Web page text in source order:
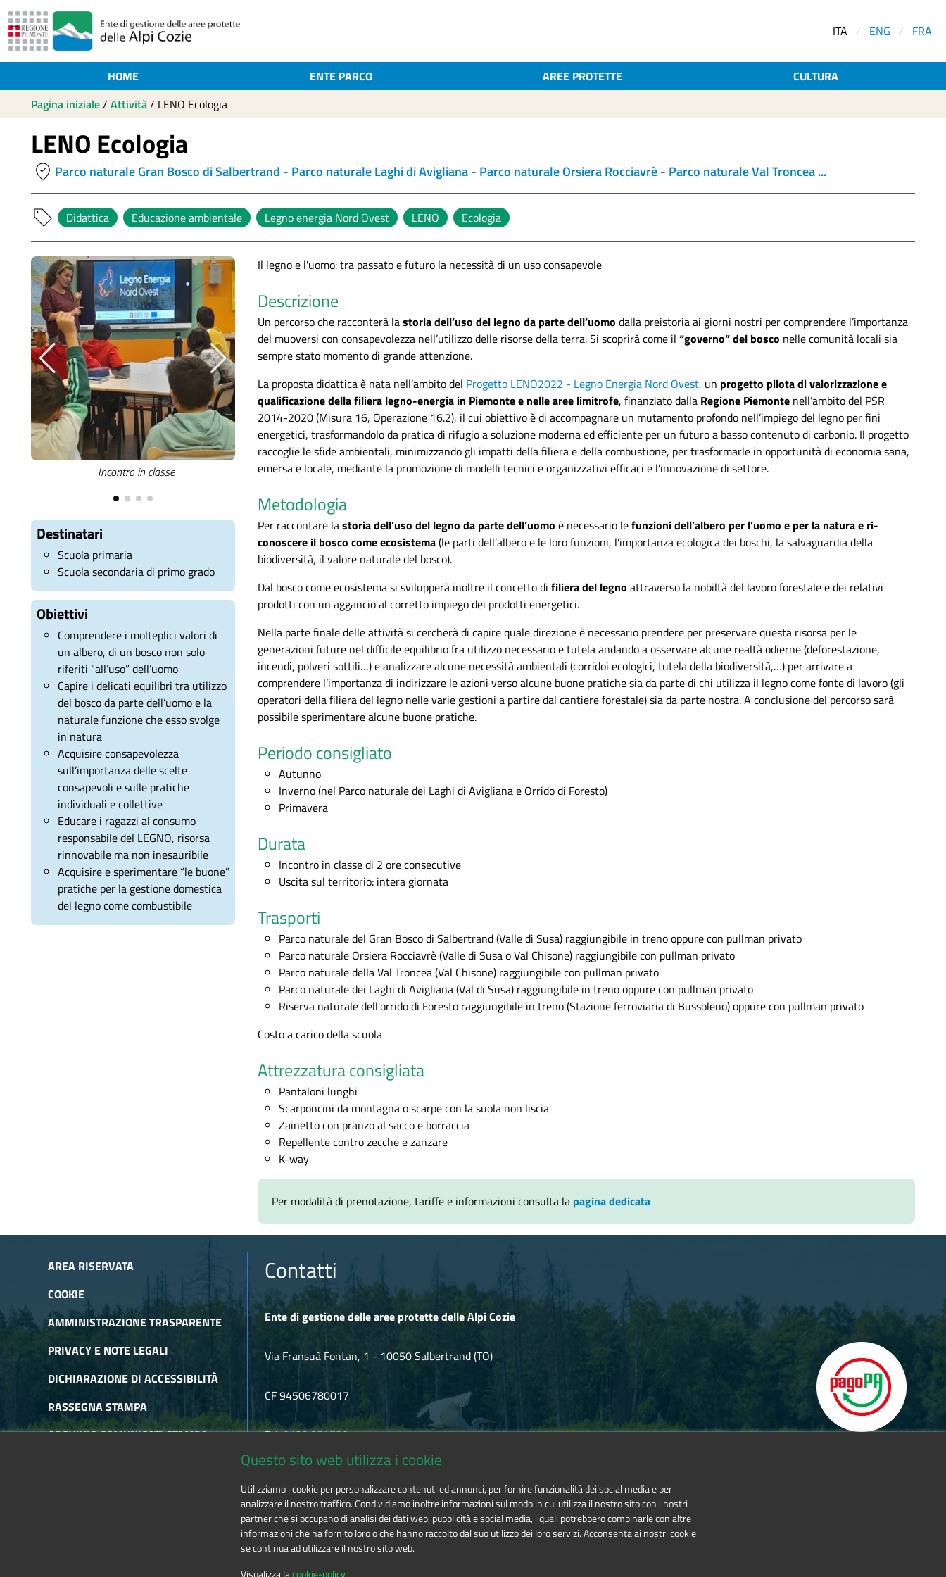
ITA / ENG / FRA
HOME ENTE PARCO AREE PROTETTE
CULTURA
Pagina iniziale/ Attività/ LENO Ecologia
LENO Ecologia
where_to_vote Parco naturale Gran Bosco di Salbertrand - Parco naturale Laghi di Avigliana - Parco naturale Orsiera Rocciavrè - Parco naturale Val Troncea...
sell Didattica Educazione ambientale Legno energia Nord Ovest LENO Ecologia
Incontro in classe Laboratorio: buone pratiche Conoscere il legno Uscita sul territorio
Destinatari
Scuola primaria
Scuola secondaria di primo grado
Obiettivi
Comprendere i molteplici valori di
un albero, di un bosco non solo
riferiti “all’uso” dell’uomo
Capire i delicati equilibri tra utilizzo
del bosco da parte dell’uomo e la
naturale funzione che esso svolge
in natura
Acquisire consapevolezza
sull’importanza delle scelte
consapevoli e sulle pratiche
individuali e collettive
Educare i ragazzi al consumo
responsabile del LEGNO, risorsa
rinnovabile ma non inesauribile
Acquisire e sperimentare “le buone”
pratiche per la gestione domestica
del legno come combustibile
Il legno e l'uomo: tra passato e futuro la necessità di un uso consapevole
Descrizione
Un percorso che racconterà lastoria dell’uso del legno da parte dell’uomo dalla preistoria ai giorni nostri per comprendere l’importanza
del muoversi con consapevolezza nell’utilizzo delle risorse della terra. Si scoprirà come il “governo” del bosco nelle comunità locali sia
sempre stato momento di grande attenzione.
La proposta didattica è nata nell’ambito del Progetto LENO2022 - Legno Energia Nord Ovest, un progetto pilota di valorizzazione e
qualificazione della filiera legno-energia in Piemonte e nelle aree limitrofe, finanziato dalla Regione Piemonte nell’ambito del PSR
2014-2020 (Misura 16, Operazione 16.2), il cui obiettivo è di accompagnare un mutamento profondo nell’impiego del legno per fini
energetici, trasformandolo da pratica di rifugio a soluzione moderna ed efficiente per un futuro a basso contenuto di carbonio. Il progetto
raccoglie le sfide ambientali, minimizzando gli impatti della filiera e della combustione, per trasformarle in opportunità di economia sana,
emersa e locale, mediante la promozione di modelli tecnici e organizzativi efficaci e l’innovazione di settore.
Metodologia
Per raccontare lastoria dell’uso del legno da parte dell’uomo è necessario lefunzioni dell’albero per l’uomo e per la natura e ri-
conoscere il bosco come ecosistema(le parti dell’albero e le loro funzioni, l’importanza ecologica dei boschi, la salvaguardia della
biodiversità, il valore naturale del bosco).
Dal bosco come ecosistema si svilupperà inoltre il concetto di filiera del legno attraverso la nobiltà del lavoro forestale e dei relativi
prodotti con un aggancio al corretto impiego dei prodotti energetici.
Nella parte finale delle attività si cercherà di capire quale direzione è necessario prendere per preservare questa risorsa per le
generazioni future nel difficile equilibrio fra utilizzo necessario e tutela andando a osservare alcune realtà odierne (deforestazione,
incendi, polveri sottili…) e analizzare alcune necessità ambientali (corridoi ecologici, tutela della biodiversità,…) per arrivare a
comprendere l’importanza di indirizzare le azioni verso alcune buone pratiche sia da parte di chi utilizza il legno come fonte di lavoro (gli
operatori della filiera del legno nelle varie gestioni a partire dal cantiere forestale) sia da parte nostra. A conclusione del percorso sarà
possibile sperimentare alcune buone pratiche.
Periodo consigliato
Autunno
Inverno (nel Parco naturale dei Laghi di Avigliana e Orrido di Foresto)
Primavera
Durata
Incontro in classe di 2 ore consecutive
Uscita sul territorio: intera giornata
Trasporti
Parco naturale del Gran Bosco di Salbertrand (Valle di Susa) raggiungibile in treno oppure con pullman privato
Parco naturale Orsiera Rocciavrè (Valle di Susa o Val Chisone) raggiungibile con pullman privato
Parco naturale della Val Troncea (Val Chisone) raggiungibile con pullman privato
Parco naturale dei Laghi di Avigliana (Val di Susa) raggiungibile in treno oppure con pullman privato
Riserva naturale dell'orrido di Foresto raggiungibile in treno (Stazione ferroviaria di Bussoleno) oppure con pullman privato
Costo a carico della scuola
Attrezzatura consigliata
Pantaloni lunghi
Scarponcini da montagna o scarpe con la suola non liscia
Zainetto con pranzo al sacco e borraccia
Repellente contro zecche e zanzare
K-way
Per modalità di prenotazione, tariffe e informazioni consulta la pagina dedicata
AREA RISERVATA
COOKIE
AMMINISTRAZIONE TRASPARENTE
PRIVACY E NOTE LEGALI
DICHIARAZIONE DI ACCESSIBILITÀ
RASSEGNA STAMPA
ARCHIVIO COMUNICATI STAMPA
Contatti
Ente di gestione delle aree protette delle Alpi Cozie
Via Fransuà Fontan, 1 - 10050 Salbertrand (TO)
CF 94506780017
Tel. 0122.854720
Questo sito web utilizza i cookie
Utilizziamo i cookie per personalizzare contenuti ed annunci, per fornire funzionalità dei social media e per
analizzare il nostro traffico. Condividiamo inoltre informazioni sul modo in cui utilizza il nostro sito con i nostri
partner che si occupano di analisi dei dati web, pubblicità e social media, i quali potrebbero combinarle con altre
informazioni che ha fornito loro o che hanno raccolto dal suo utilizzo dei loro servizi. Acconsenta ai nostri cookie
se continua ad utilizzare il nostro sito web.